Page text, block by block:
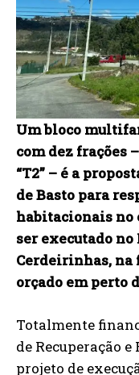
Um bloco
com dez frações
“T2” – é a
de Basto para
habitacionais no
ser executado
Cerdeirinhas, na
orçado em perto
Totalmente
de Recuperação
projeto de